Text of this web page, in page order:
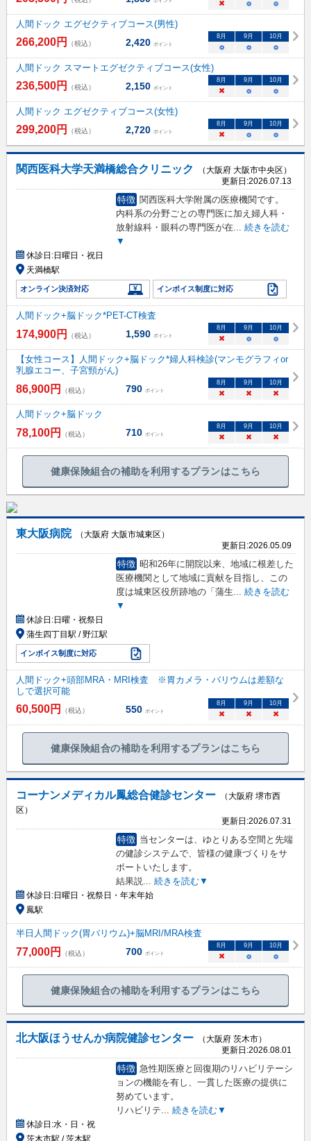
× ○ ○
人間ドック エグゼクティブコース(男性)
266,200円 （税込） 2,420 ポイント
8 月 9 月 10月
○ ○ ○
人間ドック スマートエグゼクティブコース(女性)
236,500円 （税込） 2,150 ポイント
8 月 9 月 10月
× ○ ○
人間ドック エグゼクティブコース(女性)
299,200円 （税込） 2,720 ポイント
8 月 9 月 10月
× ○ ○
関西医科大学天満橋総合クリニック
（大阪府 大阪市中央区）
更新日:2026.07.13
特徴 関西医科大学附属の医療機関です。
内科系の分野ごとの専門医に加え婦人科・
放射線科・眼科の専門医が在... 続きを読む
▼
休診日:日曜日・祝日
天満橋駅
オンライン決済対応 インボイス制度に対応
人間ドック+脳ドック*PET-CT検査
174,900円 （税込） 1,590 ポイント
8月 9月 10月
× ○ ○
【女性コース】人間ドック+脳ドック*婦人科検診(マンモグラフィor
乳腺エコー、子宮頸がん)
86,900円 （税込） 790 ポイント
8月 9月 10月
× × ×
人間ドック+脳ドック
78,100円 （税込） 710 ポイント
8月 9月 10月
× × ×
健康保険組合の補助を利用するプランはこちら
東大阪病院
（大阪府 大阪市城東区）
更新日:2026.05.09
特徴 昭和26年に開院以来、地域に根差した
医療機関として地域に貢献を目指し、この
度は城東区役所跡地の「蒲生
続きを読む
▼
休診日:日曜・祝祭日
蒲生四丁目駅 / 野江駅
インボイス制度に対応
人間ドック+頭部MRA・MRI検査 ※胃カメラ・バリウムは差額な
しで選択可能
60,500円 （税込） 550 ポイント
8 月 9 月 10月
× × ×
健康保険組合の補助を利用するプランはこちら
コーナンメディカル鳳総合健診センター
（大阪府 堺市西
区）
更新日:2026.07.31
特徴 当センターは、ゆとりある空間と先端
の健診システムで、皆様の健康づくりをサ
ポートいたします。
結果説... 続きを読む▼
休診日:日曜日・祝祭日・年末年始
鳳駅
半日人間ドック(胃バリウム)+脳MRI/MRA検査
77,000円 （税込） 700 ポイント
8月 9月 10月
× ○ ○
健康保険組合の補助を利用するプランはこちら
北大阪ほうせんか病院健診センター
（大阪府 茨木市）
更新日:2026.08.01
特徴 急性期医療と回復期のリハビリテーシ
ョンの機能を有し、一貫した医療の提供に
努めています。
リハビリテ
続きを読む▼
休診日:水・日・祝
茨木市駅 / 茨木駅